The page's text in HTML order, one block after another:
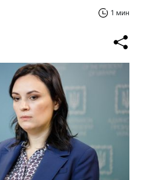
1 мин